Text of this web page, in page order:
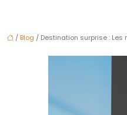
/ Blog / Destination surprise :